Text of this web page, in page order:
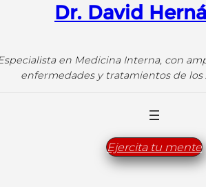
Dr. David
en Medicina Interna, con
enfermedades y tratamientos de los
Ejercita tu mente